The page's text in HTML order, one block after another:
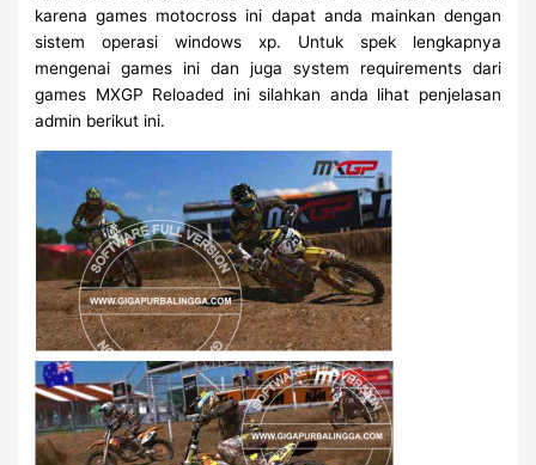
karena games motocross ini dapat anda mainkan dengan
sistem operasi windows xp. Untuk spek lengkapnya
mengenai games ini dan juga system requirements dari
games MXGP Reloaded ini silahkan anda lihat penjelasan
admin berikut ini.